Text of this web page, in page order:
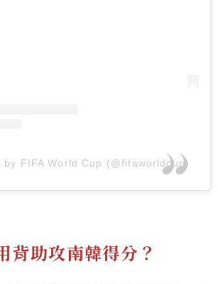
by FIFA World Cup (@fifaworldcup)
背助攻南韓得分？